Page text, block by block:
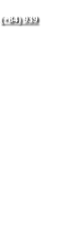
(+84) 939